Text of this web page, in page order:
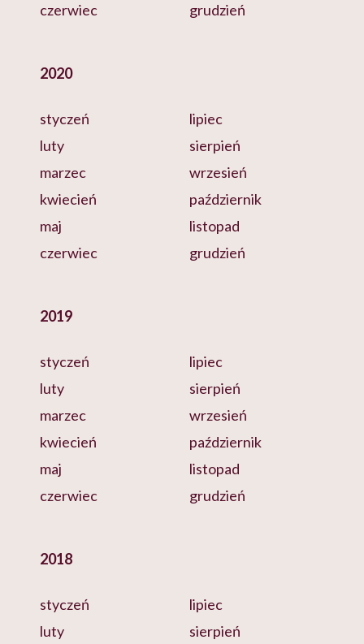
czerwiec
grudzień
2020
styczeń
luty
marzec
kwiecień
maj
czerwiec
lipiec
sierpień
wrzesień
październik
listopad
grudzień
2019
styczeń
luty
marzec
kwiecień
maj
czerwiec
lipiec
sierpień
wrzesień
październik
listopad
grudzień
2018
styczeń
luty
lipiec
sierpień